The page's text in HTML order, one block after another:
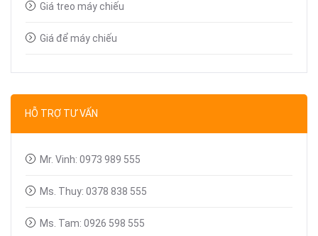
Giá treo máy chiếu
Giá để máy chiếu
Bút trình chiếu
Linh kiện máy chiếu
HỖ TRỢ TƯ VẤN
Mr. Vinh: 0973 989 555
Ms. Thuy: 0378 838 555
Ms. Tam: 0926 598 555